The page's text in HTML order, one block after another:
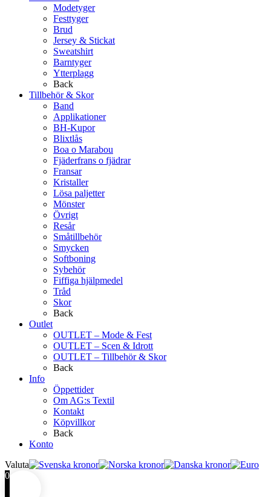
Modetyger
Festtyger
Brud
Jersey & Stickat
Sweatshirt
Barntyger
Ytterplagg
Back
Tillbehör & Skor
Band
Applikationer
BH-Kupor
Blixtlås
Boa o Marabou
Fjäderfrans o fjädrar
Fransar
Kristaller
Lösa paljetter
Mönster
Övrigt
Resår
Småtillbehör
Smycken
Softboning
Sybehör
Fiffiga hjälpmedel
Tråd
Skor
Back
Outlet
OUTLET – Mode & Fest
OUTLET – Scen & Idrott
OUTLET – Tillbehör & Skor
Back
Info
Öppettider
Om AG:s Textil
Kontakt
Köpvillkor
Back
Konto
Valuta
0